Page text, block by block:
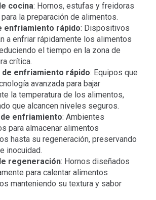
cocina: Hornos, estufas y freidoras
la preparación de alimentos.
enfriamiento rápido: Dispositivos
a enfriar rápidamente los alimentos
el tiempo en la zona de
crítica.
de enfriamiento rápido: Equipos que
avanzada para bajar
la temperatura de los alimentos,
que alcancen niveles seguros.
enfriamiento: Ambientes
para almacenar alimentos
hasta su regeneración, preservando
inocuidad.
regeneración: Hornos diseñados
para calentar alimentos
manteniendo su textura y sabor